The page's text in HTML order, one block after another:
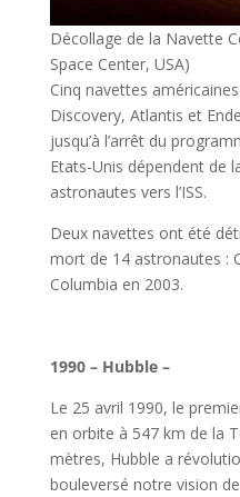
Décollage de la Navette
Space Center, USA)
Cinq navettes
Discovery, Atlantis et
jusqu’à l’arrêt du
Etats-Unis dépendent de
astronautes vers l’ISS.
Deux navettes ont été
mort de 14 astronautes :
Columbia en 2003.
1990 – Hubble –
Le 25 avril 1990, le
en orbite à 547 km de la
mètres, Hubble a
bouleversé notre vision